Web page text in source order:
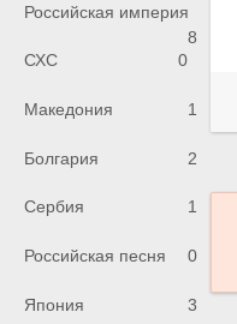
Российская империя
8
СХС
0
Македония 1
Болгария 2
Сербия 1
Российская песня 0
Япония 3